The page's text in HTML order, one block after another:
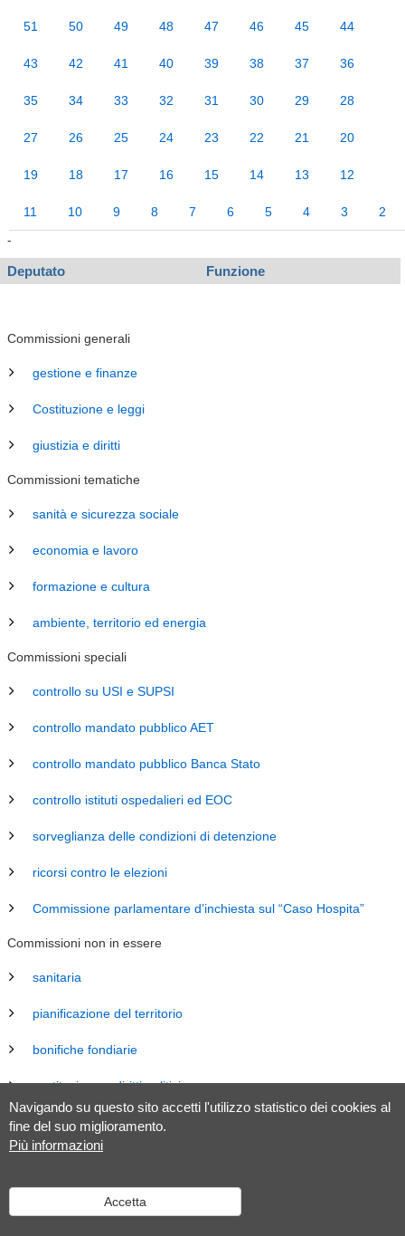
Navigando su questo sito accetti l'utilizzo statistico dei cookies al
fine del suo miglioramento.
Più informazioni
Accetta
51 50 49 48 47 46 45 44
43 42 41 40 39 38 37 36
35 34 33 32 31 30 29 28
27 26 25 24 23 22 21 20
19 18 17 16 15 14 13 12
11 10 9 8 7 6 5 4 3
2
-
Deputato Funzione
Commissioni generali
gestione e finanze
Costituzione e leggi
giustizia e diritti
Commissioni tematiche
sanità e sicurezza sociale
economia e lavoro
formazione e cultura
ambiente, territorio ed energia
Commissioni speciali
controllo su USI e SUPSI
controllo mandato pubblico AET
controllo mandato pubblico Banca Stato
controllo istituti ospedalieri ed EOC
sorveglianza delle condizioni di detenzione
ricorsi contro le elezioni
Commissione parlamentare d’inchiesta sul “Caso Hospita”
Commissioni non in essere
sanitaria
pianificazione del territorio
bonifiche fondiarie
costituzione e diritti politici
energia